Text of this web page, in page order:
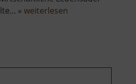
» weiterlesen